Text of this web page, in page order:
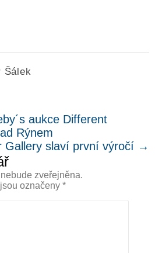
Šálek
aukce Different
Rýnem
Gallery slaví první výročí →
zveřejněna.
označeny *